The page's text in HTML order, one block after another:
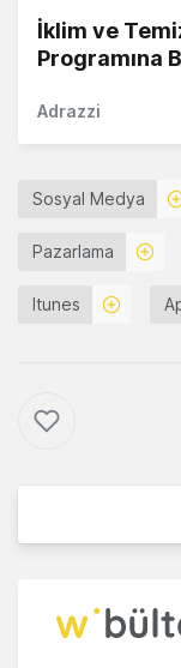
İklim ve
Programına
Adrazzi
Sosyal Medya
Pazarlama
Itunes